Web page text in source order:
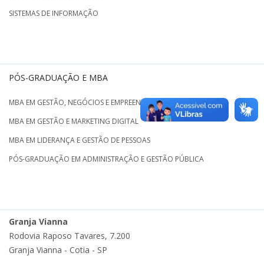
SISTEMAS DE INFORMAÇÃO
PÓS-GRADUAÇÃO E MBA
MBA EM GESTÃO, NEGÓCIOS E EMPREENDEDORISMO
MBA EM GESTÃO E MARKETING DIGITAL
MBA EM LIDERANÇA E GESTÃO DE PESSOAS
PÓS-GRADUAÇÃO EM ADMINISTRAÇÃO E GESTÃO PÚBLICA
Granja Vianna
Rodovia Raposo Tavares, 7.200
Granja Vianna - Cotia - SP